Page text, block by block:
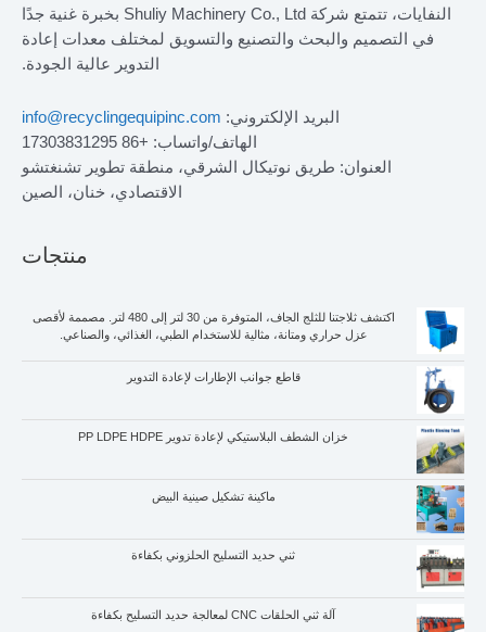
النفايات، تتمتع شركة Shuliy Machinery Co., Ltd بخبرة غنية جدًا
في التصميم والبحث والتصنيع والتسويق لمختلف معدات إعادة
التدوير عالية الجودة.
البريد الإلكتروني: info@recyclingequipinc.com
الهاتف/واتساب: +86 17303831295
العنوان: طريق نوتيكال الشرقي، منطقة تطوير تشنغتشو
الاقتصادي، خنان، الصين
منتجات
اكتشف ثلاجتنا للثلج الجاف، المتوفرة من 30 لتر إلى 480 لتر. مصممة لأقصى
عزل حراري ومتانة، مثالية للاستخدام الطبي، الغذائي، والصناعي.
قاطع جوانب الإطارات لإعادة التدوير
خزان الشطف البلاستيكي لإعادة تدوير PP LDPE HDPE
ماكينة تشكيل صينية البيض
ثني حديد التسليح الحلزوني بكفاءة
آلة ثني الحلقات CNC لمعالجة حديد التسليح بكفاءة
Whatsapp
Email
Wechat